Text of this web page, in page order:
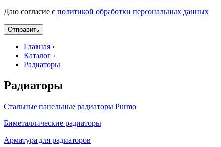
Даю согласие с политикой обработки персональных данных
Главная ›
Каталог ›
Радиаторы
Радиаторы
Стальные панельные радиаторы Purmo
Биметаллические радиаторы
Арматура для радиаторов